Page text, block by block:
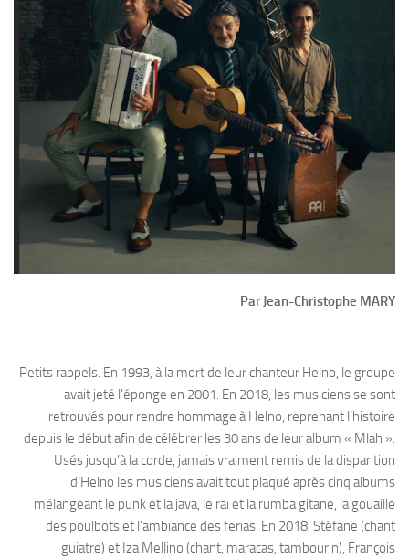
Par Jean-Christophe MARY
Petits rappels. En 1993, à la mort de leur chanteur Helno, le groupe
avait jeté l’éponge en 2001. En 2018, les musiciens se sont
retrouvés pour rendre hommage à Helno, reprenant l’histoire
depuis le début afin de célébrer les 30 ans de leur album « Mlah ».
Usés jusqu’à la corde, jamais vraiment remis de la disparition
d’Helno les musiciens avait tout plaqué après cinq albums
mélangeant le punk et la java, le raï et la rumba gitane, la gouaille
des poulbots et l’ambiance des ferias. En 2018, Stéfane (chant
guiatre) et Iza Mellino (chant, maracas, tambourin), François